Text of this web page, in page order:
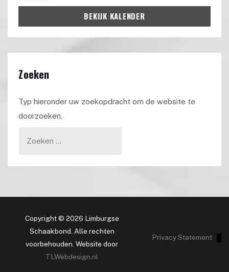
BEKIJK KALENDER
Zoeken
Typ hieronder uw zoekopdracht om de website te
doorzoeken.
Copyright © 2026 Limburgse
Schaakbond. Alle rechten
voorbehouden. Website door
TLWebdesign.nl
Privacy Statement